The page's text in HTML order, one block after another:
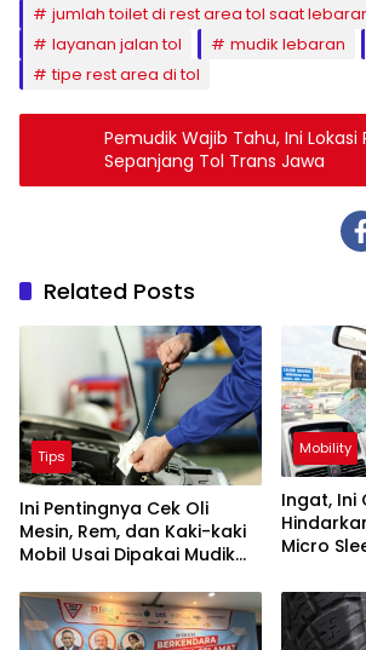
jumlah toilet di rest area tol saat
layanan jalan tol
mudik lebaran
tipe rest area di tol
Pemudik Wajib Tahu, Ini Lokasi
Sepanjang Tol Trans Jawa
Related Posts
Tips
Ini Pentingnya Cek Oli
Mesin, Rem, dan Kaki-kaki
Mobil Usai Dipakai Mudik
Mobility
Ingat, Ini
Micro